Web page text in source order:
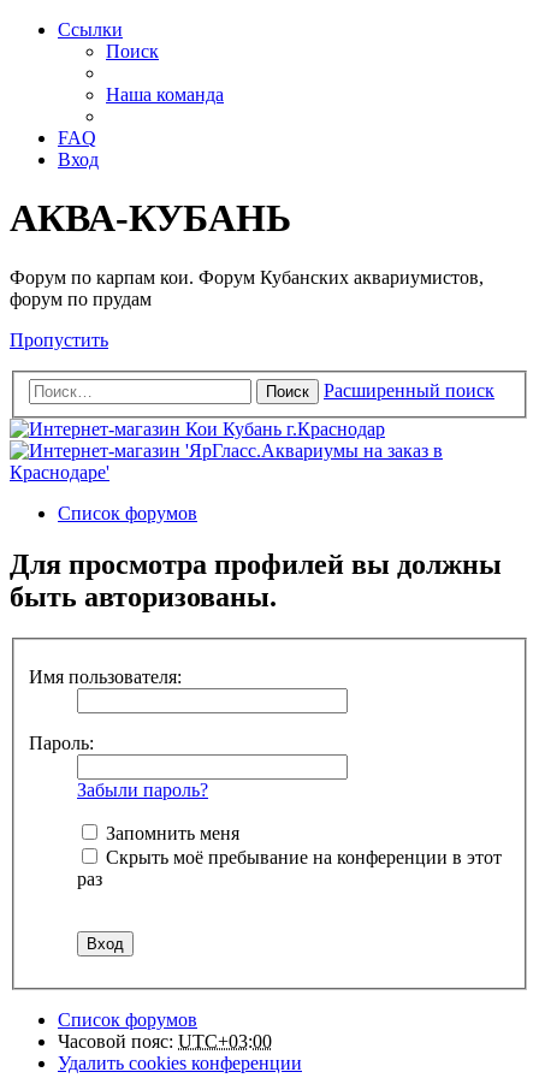
Ссылки
Поиск
Наша команда
FAQ
Вход
АКВА-КУБАНЬ
Форум по карпам кои. Форум Кубанских аквариумистов,
форум по прудам
Пропустить
Поиск Расширенный поиск
Список форумов
Для просмотра профилей вы должны
быть авторизованы.
Имя пользователя:
Пароль:
Забыли пароль?
Запомнить меня
Скрыть моё пребывание на конференции в этот
раз
Список форумов
Часовой пояс: UTC+03:00
Удалить cookies конференции